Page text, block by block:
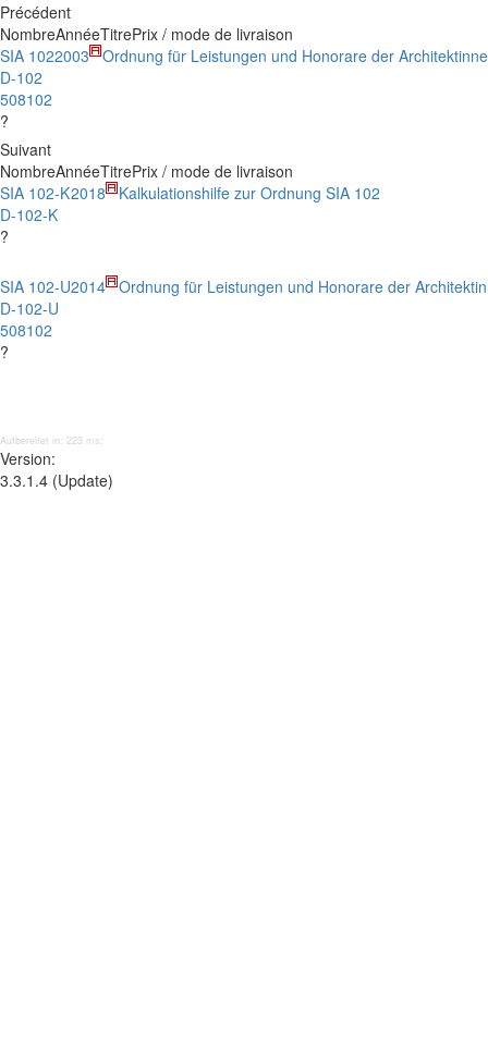
Précédent
NombreAnnéeTitrePrix / mode de livraison
SIA 102
D-102
508102
?
2003 Ordnung für Leistungen und Honorare der
Suivant
NombreAnnéeTitrePrix / mode de livraison
SIA 102-K
D-102-K
?
2018 Kalkulationshilfe zur Ordnung SIA 102
SIA 102-U
D-102-U
508102
?
2014 Ordnung für Leistungen und Honorare der
Aufbereitet in: 223 ms;
Version:
3.3.1.4 (Update)